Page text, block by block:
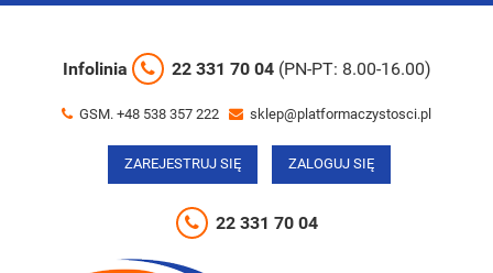
Infolinia 22 331 70 04 (PN-PT: 8.00-16.00)
GSM. +48 538 357 222 sklep@platformaczystosci.pl
ZAREJESTRUJ SIĘ ZALOGUJ SIĘ
22 331 70 04